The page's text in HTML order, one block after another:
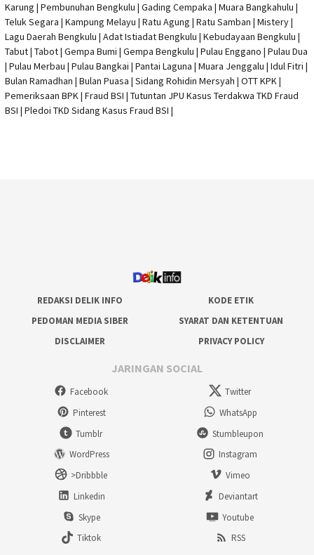
Karung | Pembunuhan Bengkulu | Gading Cempaka | Muara Bangkahulu |
Teluk Segara | Kampung Melayu | Ratu Agung | Ratu Samban | Mistery |
Lagu Daerah Bengkulu | Adat Istiadat Bengkulu | Kebudayaan Bengkulu |
Tabut | Tabot | Gempa Bumi | Gempa Bengkulu | Pulau Enggano | Pulau Dua
| Pulau Merbau | Pulau Bangkai | Pantai Laguna | Muara Jenggalu | Idul Fitri |
Bulan Ramadhan | Bulan Puasa | Sidang Rohidin Mersyah | OTT KPK|
Pemeriksaan BPK | Fraud BSI | Tutuntan JPU Kasus Terdakwa TKD Fraud
BSI | Pledoi TKD Sidang Kasus Fraud BSI |
REDAKSI DELIK INFO
KODE ETIK
PEDOMAN MEDIA SIBER
SYARAT DAN KETENTUAN
DISCLAIMER
PRIVACY POLICY
JARINGAN SOCIAL
Facebook
Twitter
Pinterest
WhatsApp
Tumblr
Stumbleupon
WordPress
Instagram
>Dribbble
Vimeo
Linkedin
Deviantart
Skype
Youtube
Tiktok
RSS